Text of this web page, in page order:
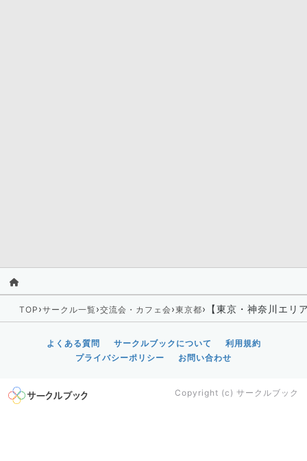
TOP ›サークル一覧›交流会・カフェ会›東京都› 【東京・神奈川エ
よくある質問 サークルブックについて
利用規約
プライバシーポリシー
お問い合わせ
Copyright (c) サークルブック